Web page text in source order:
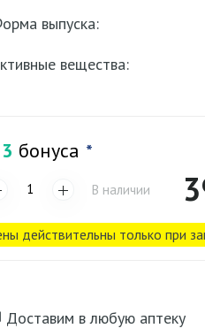
выпуска:
вещества:
бонуса *
В наличии
действительны только при
Доставим в любую аптеку